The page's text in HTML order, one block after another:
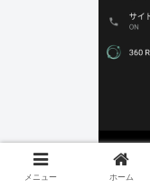
次に「追加」をタ
メニュー ホーム